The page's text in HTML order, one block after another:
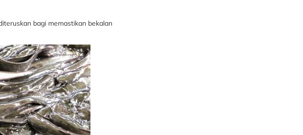
bagi memastikan bekalan